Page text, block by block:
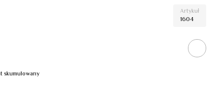
Artykuł
1604
skumulowany